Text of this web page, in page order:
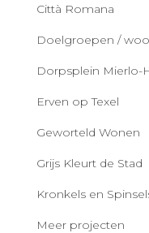
Città Romana
Doelgroepen /
Dorpsplein Mierlo-
Erven op Texel
Geworteld Wonen
Grijs Kleurt de Stad
Kronkels en
Meer projecten